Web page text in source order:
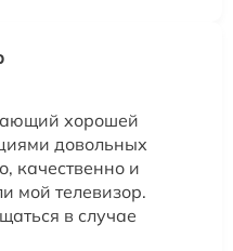
хорошей
довольных
качественно и
мой телевизор.
в случае